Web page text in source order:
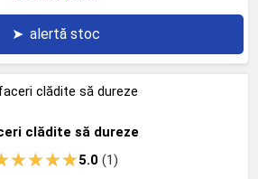
➤ alertă stoc
clădite să dureze
5.0(1)